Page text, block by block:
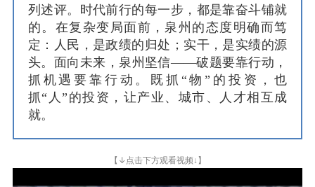
列述评。时代前行的每一步，都是靠奋斗铺就
的。在复杂变局面前，泉州的态度明确而笃
定：人民，是政绩的归处；实干，是实绩的源
头。面向未来，泉州坚信——破题要靠行动，
抓机遇要靠行动。既抓“物”的投资，也
抓“人”的投资，让产业、城市、人才相互成
就。
【 ↓点击下方观看视频↓】